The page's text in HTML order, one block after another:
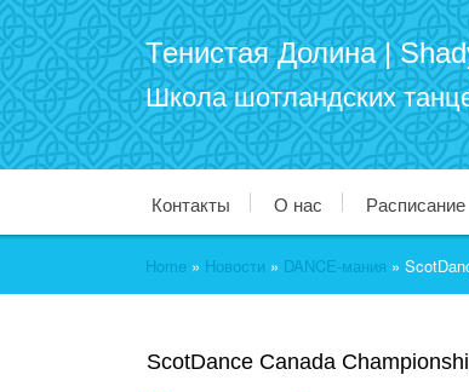
Тенистая Долина |
Школа шотландских
Контакты О нас Расписание
Home » Новости » DANCE-мания »
ScotDance Canada